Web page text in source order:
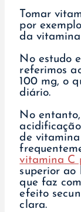
Tomar
por
da
No estudo
referimos
100 mg, o
diário.
No
de
vitamina C
superior ao
que faz
efeito
clara.